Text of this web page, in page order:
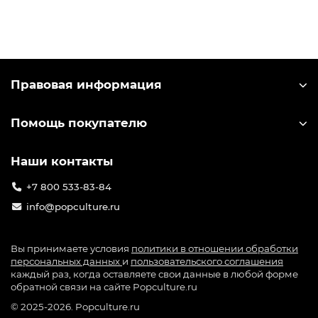
мерча по игре: от значков до больших
мерч можно по специальной голографической
Правовая информация
Помощь покупателю
Наши контакты
+7 800 533-83-84
info@popculture.ru
Вы принимаете условия политики в отношении обработки
персональных данных и пользовательского соглашения
каждый раз, когда оставляете свои данные в любой форме
обратной связи на сайте Popculture.ru
© 2025-2026. Popculture.ru